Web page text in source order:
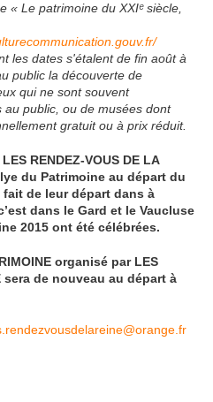
« Le patrimoine du XXIᵉ siècle,
les dates s'étalent de fin août à
public la découverte de
qui ne sont souvent
public, ou de musées dont
gratuit ou à prix réduit.
RENDEZ-VOUS DE LA
du Patrimoine au départ du
de leur départ dans à
dans le Gard et le Vaucluse
2015 ont été célébrées.
organisé par LES
sera de nouveau au départ à